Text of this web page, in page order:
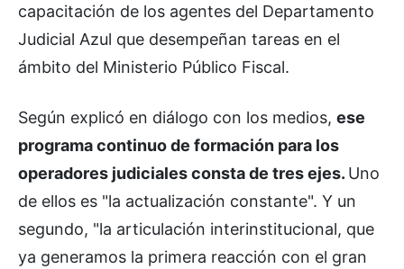
capacitación de los agentes del Departamento
Judicial Azul que desempeñan tareas en el
ámbito del Ministerio Público Fiscal.
Según explicó en diálogo con los medios, ese
programa continuo de formación para los
operadores judiciales consta de tres ejes. Uno
de ellos es "la actualización constante". Y un
segundo, "la articulación interinstitucional, que
ya generamos la primera reacción con el gran